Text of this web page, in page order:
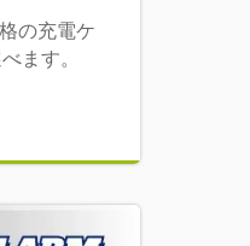
の充電ケ
ます。